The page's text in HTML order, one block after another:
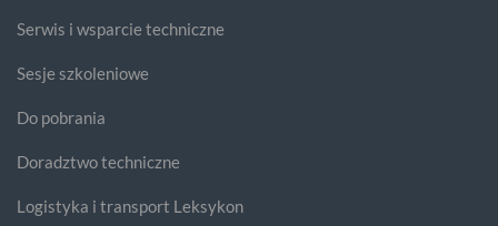
Serwis i wsparcie techniczne
Sesje szkoleniowe
Do pobrania
Doradztwo techniczne
Logistyka i transport Leksykon